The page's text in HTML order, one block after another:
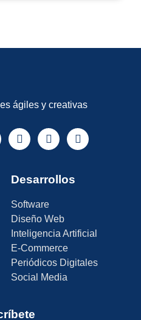
ágiles y creativas
Desarrollos
Software
Diseño Web
Inteligencia Artificial
E-Commerce
Periódicos Digitales
Social Media